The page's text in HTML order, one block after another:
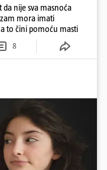
da nije sva masnoća
mora imati
to čini pomoću masti
8